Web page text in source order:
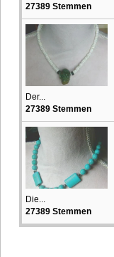
27389 Stemmen
Der...
27389 Stemmen
Die...
27389 Stemmen